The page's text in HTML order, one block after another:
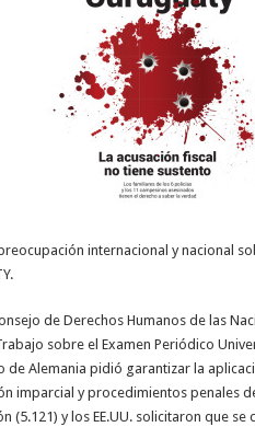
internacional y nacional
de Derechos Humanos de las
sobre el Examen Periódico
de Alemania pidió garantizar la
imparcial y procedimientos penales
(5.121) y los EE.UU. solicitaron que se